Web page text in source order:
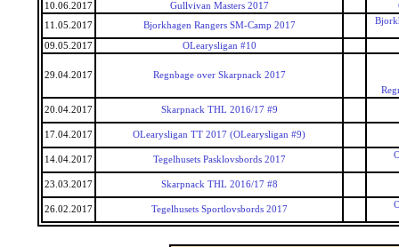
10.06.2017
Gullvivan Masters 2017
11.05.2017
Bjorkhagen Rangers SM-Camp 2017
09.05.2017 OLearysligan #10
29.04.2017
Regnbage over Skarpnack 2017
20.04.2017
Skarpnack THL 2016/17 #9
17.04.2017 OLearysligan TT 2017 (OLearysligan #9)
14.04.2017 Tegelhusets Pasklovsbords 2017
23.03.2017 Skarpnack THL 2016/17 #8
26.02.2017 Tegelhusets Sportlovsbords 2017